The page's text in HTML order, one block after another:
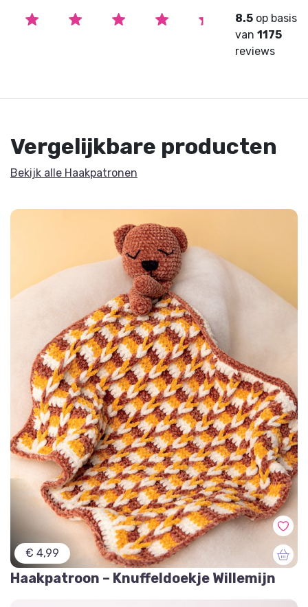
8.5 op basis
van1175
reviews
Vergelijkbare producten
Bekijk alle Haakpatronen
€ 4,99
Haakpatroon – Knuffeldoekje Willemijn